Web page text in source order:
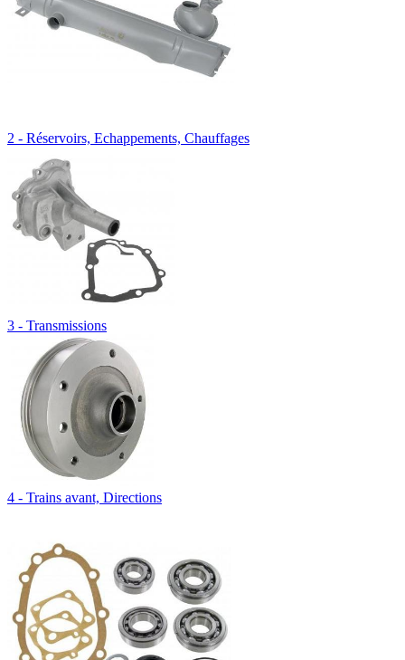
2 - Réservoirs, Echappements, Chauffages
3 - Transmissions
4 - Trains avant, Directions